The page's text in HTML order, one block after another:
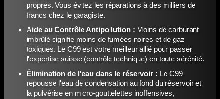
propres. Vous évitez les réparations à des milliers de
francs chez le garagiste.
Aide au Contrôle Antipollution : Moins de carburant
imbrûlé signifie moins de fumées noires et de gaz
toxiques. Le C99 est votre meilleur allié pour passer
l'expertise suisse (contrôle technique) en toute sérénité.
Élimination de l'eau dans le réservoir : Le C99
repousse l'eau de condensation au fond du réservoir et
la pulvérise en micro-gouttelettes inoffensives,